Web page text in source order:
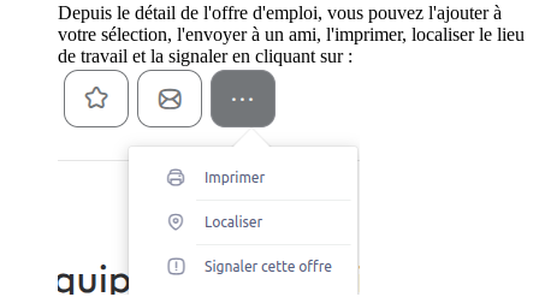
Depuis le détail de l'offre d'emploi, vous pouvez l'ajouter à
votre sélection, l'envoyer à un ami, l'imprimer, localiser le lieu
de travail et la signaler en cliquant sur :